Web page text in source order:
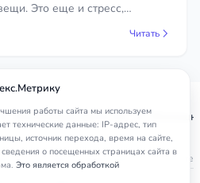
работы сайта мы используем
технические данные: IP-адрес, тип
источник перехода, время на сайте,
о посещенных страницах сайта в
Это является обработкой
Это еще и стресс,
дополнительные расходы.Читать
Республика Дагестан
знак зарегистрированы в Роспатенте